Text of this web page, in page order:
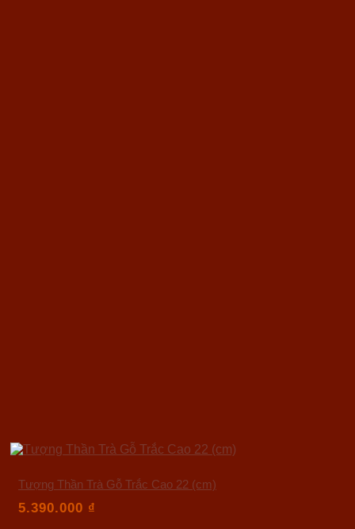
Tượng Thần Trà Gỗ Trắc Cao 22 (cm)
5.390.000 ₫